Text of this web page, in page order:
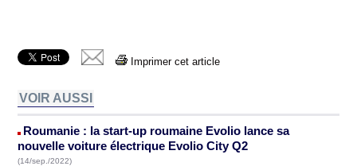
Imprimer cet article
VOIR AUSSI
Roumanie : la start-up roumaine Evolio lance sa
nouvelle voiture électrique Evolio City Q2
(14/sep./2022)